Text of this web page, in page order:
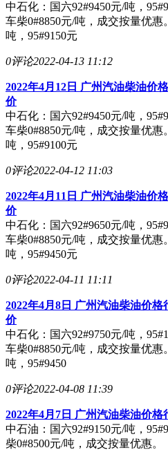
中石化：国六92#9450元/吨，
车柴0#8850元/吨，成交按量优惠
吨，95#9150元
0评论2022-04-13 11:12
2022年4月12日 广州汽油柴油价
价
中石化：国六92#9450元/吨，
车柴0#8850元/吨，成交按量优惠
吨，95#9100元
0评论2022-04-12 11:03
2022年4月11日 广州汽油柴油价
价
中石化：国六92#9650元/吨，
车柴0#8850元/吨，成交按量优惠
吨，95#9450元
0评论2022-04-11 11:11
2022年4月8日 广州汽油柴油价
价
中石化：国六92#9750元/吨，
车柴0#8850元/吨，成交按量优惠
吨，95#9450
0评论2022-04-08 11:39
2022年4月7日 广州汽油柴油价格
中石油：国六92#9150元/吨，
柴0#8500元/吨，成交按量优惠。